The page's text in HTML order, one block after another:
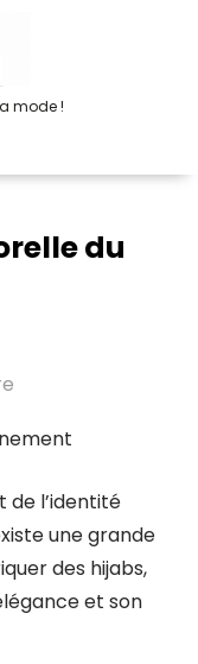
mode !
du
de l’identité
une grande
des hijabs,
et son